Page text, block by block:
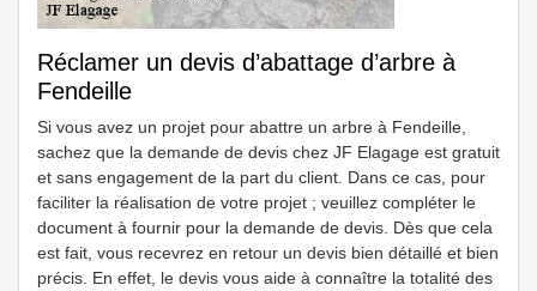
Réclamer un devis d’abattage d’arbre à
Fendeille
Si vous avez un projet pour abattre un arbre à Fendeille,
sachez que la demande de devis chez JF Elagage est gratuit
et sans engagement de la part du client. Dans ce cas, pour
faciliter la réalisation de votre projet ; veuillez compléter le
document à fournir pour la demande de devis. Dès que cela
est fait, vous recevrez en retour un devis bien détaillé et bien
précis. En effet, le devis vous aide à connaître la totalité des